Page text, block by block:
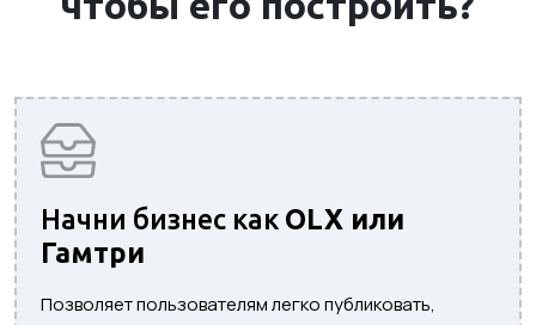
Начни бизнес как OLX или
Гамтри
Позволяет пользователям легко публиковать,